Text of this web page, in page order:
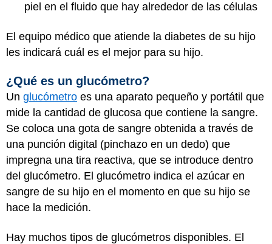
piel en el fluido que hay alrededor de las células
El equipo médico que atiende la diabetes de su hijo
les indicará cuál es el mejor para su hijo.
¿Qué es un glucómetro?
Un glucómetro es una aparato pequeño y portátil que
mide la cantidad de glucosa que contiene la sangre.
Se coloca una gota de sangre obtenida a través de
una punción digital (pinchazo en un dedo) que
impregna una tira reactiva, que se introduce dentro
del glucómetro. El glucómetro indica el azúcar en
sangre de su hijo en el momento en que su hijo se
hace la medición.
Hay muchos tipos de glucómetros disponibles. El